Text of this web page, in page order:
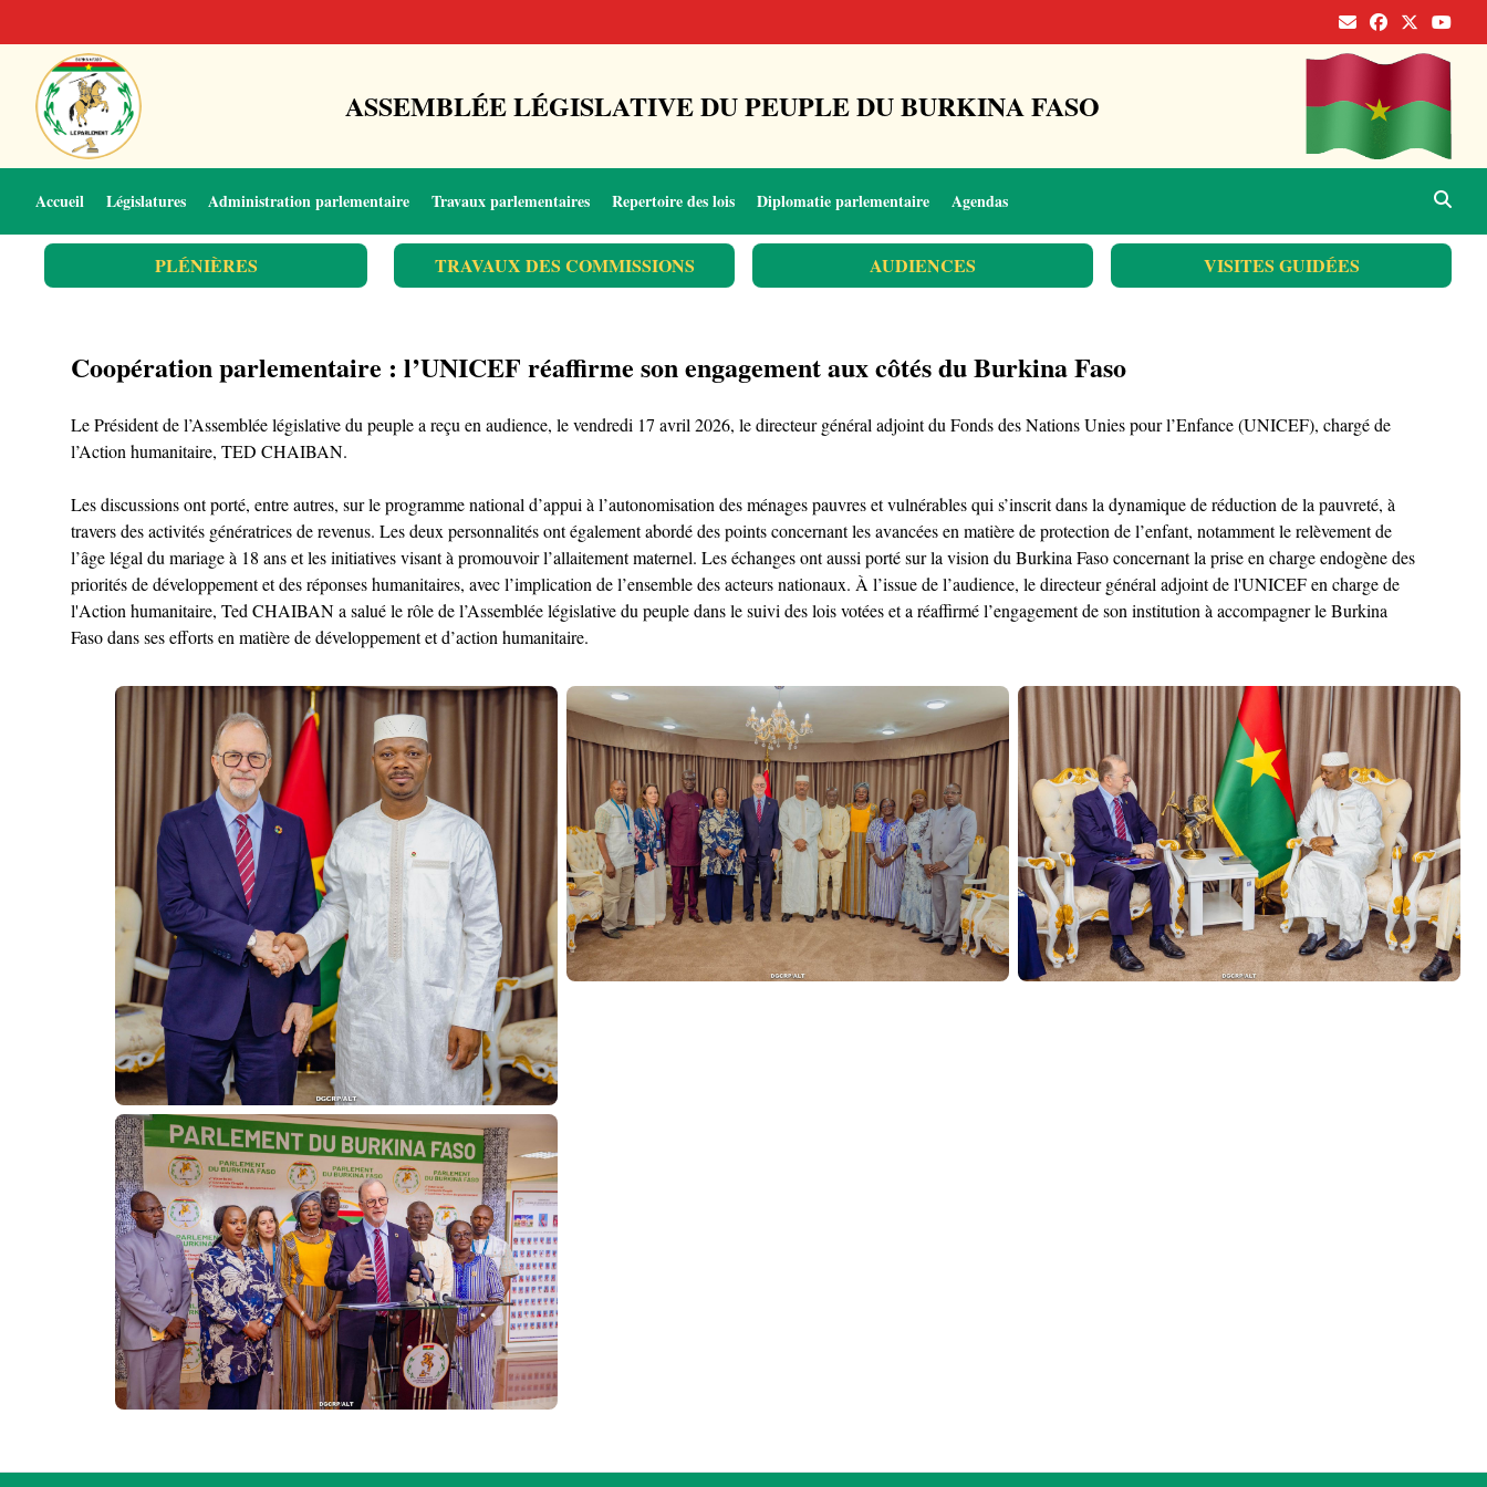
ASSEMBLÉE LÉGISLATIVE DU PEUPLE DU BURKINA FASO
Accueil Législatures Administration parlementaire Travaux parlementaires Repertoire des lois Diplomatie parlementaire Agendas
PLÉNIÈRES TRAVAUX DES COMMISSIONS AUDIENCES VISITES GUIDÉES
Coopération parlementaire : l’UNICEF réaffirme son engagement aux côtés du Burkina Faso
Le Président de l’Assemblée législative du peuple a reçu en audience, le vendredi 17 avril 2026, le directeur général adjoint du Fonds des Nations Unies pour l’Enfance (UNICEF), chargé de
l’Action humanitaire, TED CHAIBAN.
Les discussions ont porté, entre autres, sur le programme national d’appui à l’autonomisation des ménages pauvres et vulnérables qui s’inscrit dans la dynamique de réduction de la pauvreté, à
travers des activités génératrices de revenus. Les deux personnalités ont également abordé des points concernant les avancées en matière de protection de l’enfant, notamment le relèvement de
l’âge légal du mariage à 18 ans et les initiatives visant à promouvoir l’allaitement maternel. Les échanges ont aussi porté sur la vision du Burkina Faso concernant la prise en charge endogène des
priorités de développement et des réponses humanitaires, avec l’implication de l’ensemble des acteurs nationaux. À l’issue de l’audience, le directeur général adjoint de l'UNICEF en charge de
l'Action humanitaire, Ted CHAIBAN a salué le rôle de l’Assemblée législative du peuple dans le suivi des lois votées et a réaffirmé l’engagement de son institution à accompagner le Burkina
Faso dans ses efforts en matière de développement et d’action humanitaire.